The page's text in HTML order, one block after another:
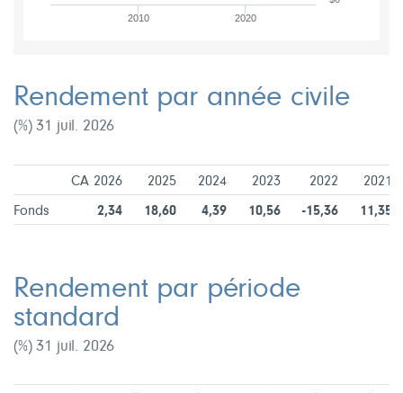
2010 2020
Rendement par année civile
(%) 31 juil. 2026
CA 2026 2025 2024 2023 2022 2021
Fonds 2,34 18,60 4,39 10,56 -15,36 11,35
Rendement par période
standard
(%) 31 juil. 2026